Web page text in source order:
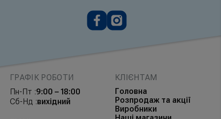
ГРАФІК РОБОТИ
Пн-Пт :9:00 – 18:00
Сб-Нд :вихідний
КЛІЄНТАМ
Головна
Розпродаж та акції
Виробники